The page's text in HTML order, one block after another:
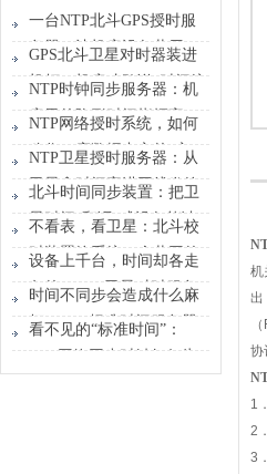
一台NTP北斗GPS授时服
务器，让机房设备共用一
张“时刻表”
GPS北斗卫星对时器装进
机柜，机房才敢说“时间统
一”
NTP时钟同步服务器：机
房里的隐形时间指挥官
NTP网络授时系统，如何
稳住一座数据中心的“心
跳”？
NTP卫星授时服务器：从
卫星拿时间塞进网线发给
设备
北斗时间同步装置：把卫
星时间“翻译”成设备能读
懂的信号
不看表，看卫星：北斗校
时装置给系统一个共同的
时间原点
设备上千台，时间却各走
各的？GPS卫星对时服务
器能做什么？
时间不同步会造成什么麻
烦？GPS标准时间服务器
解决的不只是校时
看不见的“标准时间”：
GPS网络同步时钟如何为
机
出
（
协
1
2 ．
3